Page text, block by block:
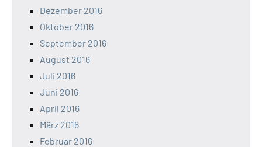
Dezember 2016
Oktober 2016
September 2016
August 2016
Juli 2016
Juni 2016
April 2016
März 2016
Februar 2016